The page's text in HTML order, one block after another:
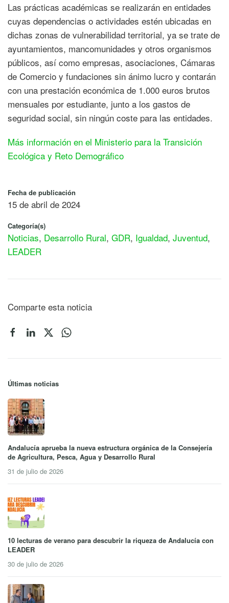
Las prácticas académicas se realizarán en entidades
cuyas dependencias o actividades estén ubicadas en
dichas zonas de vulnerabilidad territorial, ya se trate de
ayuntamientos, mancomunidades y otros organismos
públicos, así como empresas, asociaciones, Cámaras
de Comercio y fundaciones sin ánimo lucro y contarán
con una prestación económica de 1.000 euros brutos
mensuales por estudiante, junto a los gastos de
seguridad social, sin ningún coste para las entidades.
Más información en el Ministerio para la Transición
Ecológica y Reto Demográfico
Fecha de publicación
15 de abril de 2024
Categoría(s)
Noticias, Desarrollo Rural, GDR, Igualdad, Juventud,
LEADER
Comparte esta noticia
Últimas noticias
Andalucía aprueba la nueva estructura orgánica de la Consejería
de Agricultura, Pesca, Agua y Desarrollo Rural
31 de julio de 2026
10 lecturas de verano para descubrir la riqueza de Andalucía con
LEADER
30 de julio de 2026